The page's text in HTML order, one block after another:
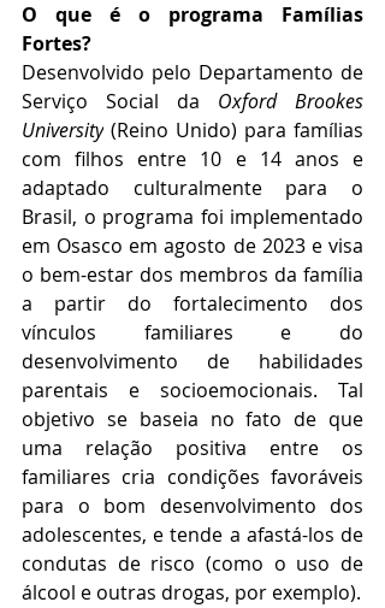
O que é o programa Famílias
Fortes?
Desenvolvido pelo Departamento de
Serviço Social da Oxford Brookes
University (Reino Unido) para famílias
com filhos entre 10 e 14 anos e
adaptado culturalmente para o
Brasil, o programa foi implementado
em Osasco em agosto de 2023 e visa
o bem-estar dos membros da família
a partir do fortalecimento dos
vínculos familiares e do
desenvolvimento de habilidades
parentais e socioemocionais. Tal
objetivo se baseia no fato de que
uma relação positiva entre os
familiares cria condições favoráveis
para o bom desenvolvimento dos
adolescentes, e tende a afastá-los de
condutas de risco (como o uso de
álcool e outras drogas, por exemplo).